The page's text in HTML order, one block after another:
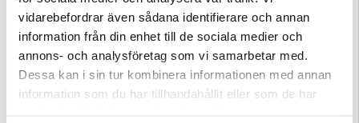
vidarebefordrar även sådana identifierare och annan
information från din enhet till de sociala medier och
annons- och analysföretag som vi samarbetar med.
Dessa kan i sin tur kombinera informationen med annan
information som du har tillhandahållit eller som de har